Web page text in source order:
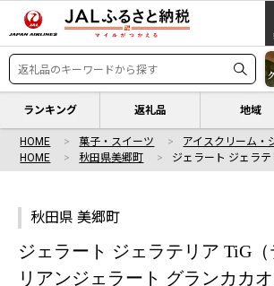
ランキング 返礼品 地域
HOME 菓子・スイーツ アイスクリーム・
HOME
秋田県美郷町 ジェラート ジェラ
秋田県 美郷町
ジェラート ジェラテリア TiG
リアンジェラート グランカカ